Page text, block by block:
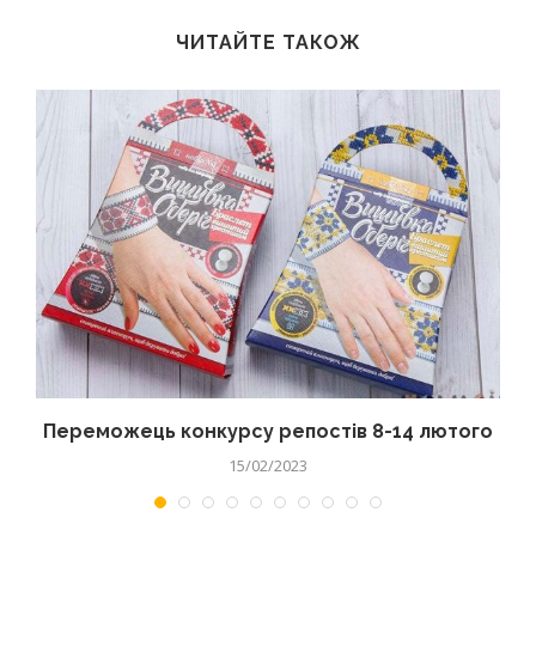
ЧИТАЙТЕ ТАКОЖ
Переможець конкурсу репостів 8-14 лютого
15/02/2023